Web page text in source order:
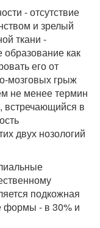
- отсутствие
и зрелый
ткани -
как
его от
мозговых грыж
не менее термин
встречающийся в
двух нозологий
подкожная
- в 30% и